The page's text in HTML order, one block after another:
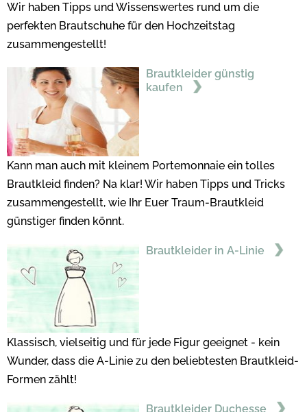
Wir haben Tipps und Wissenswertes rund um die
perfekten Brautschuhe für den Hochzeitstag
zusammengestellt!
Brautkleider günstig
kaufen
Kann man auch mit kleinem Portemonnaie ein tolles
Brautkleid finden? Na klar! Wir haben Tipps und Tricks
zusammengestellt, wie Ihr Euer Traum-Brautkleid
günstiger finden könnt.
Brautkleider in A-Linie
Klassisch, vielseitig und für jede Figur geeignet - kein
Wunder, dass die A-Linie zu den beliebtesten Brautkleid-
Formen zählt!
Brautkleider Duchesse